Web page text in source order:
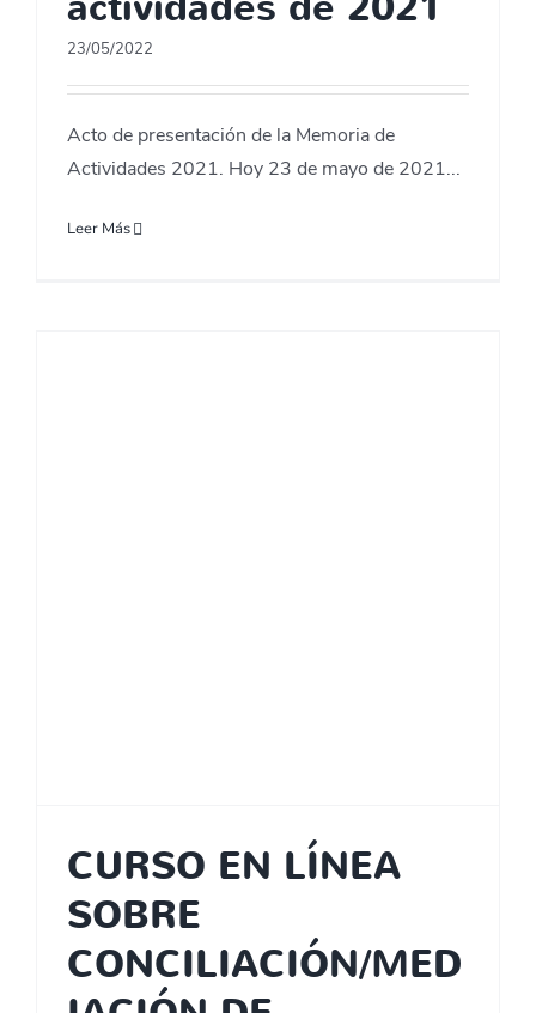
23/05/2022
Acto de presentación de la Memoria de
Actividades 2021. Hoy 23 de mayo de 2021...
Leer Más
CURSO EN LÍNEA
SOBRE
CONCILIACIÓN/MED